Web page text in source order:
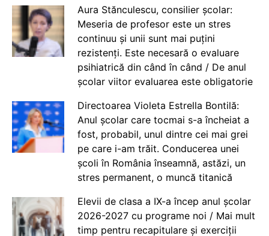
Aura Stănculescu, consilier școlar:
Meseria de profesor este un stres
continuu și unii sunt mai puțini
rezistenți. Este necesară o evaluare
psihiatrică din când în când / De anul
școlar viitor evaluarea este obligatorie
Directoarea Violeta Estrella Bontilă:
Anul școlar care tocmai s-a încheiat a
fost, probabil, unul dintre cei mai grei
pe care i-am trăit. Conducerea unei
școli în România înseamnă, astăzi, un
stres permanent, o muncă titanică
Elevii de clasa a IX-a încep anul școlar
2026-2027 cu programe noi / Mai mult
timp pentru recapitulare și exerciții